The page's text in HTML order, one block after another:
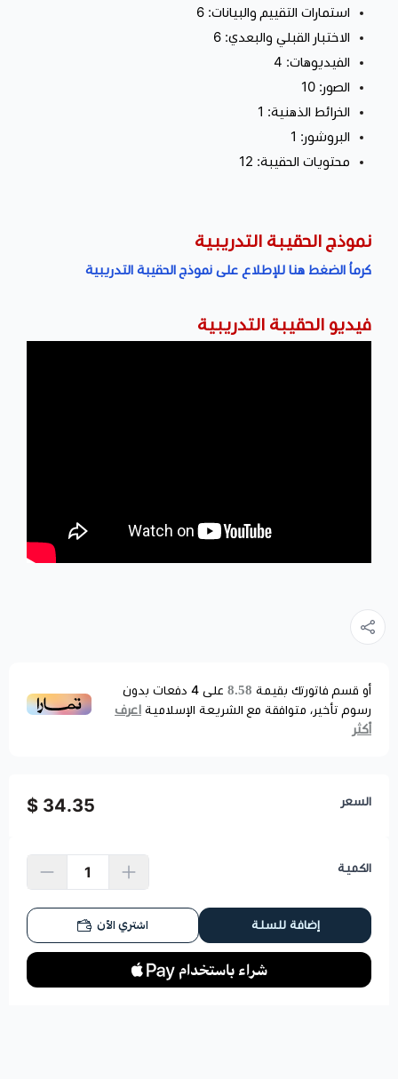
استمارات التقييم والبيانات: 6
الاختبار القبلي والبعدي: 6
الفيديوهات: 4
الصور: 10
الخرائط الذهنية: 1
البروشور: 1
محتويات الحقيبة: 12
نموذج الحقيبة التدريبية
كرماُ الضغط هنا للإطلاع على نموذج الحقيبة التدريبية
فيديو الحقيبة التدريبية
أو قسم فاتورتك بقيمة 8.58 على 4 دفعات بدون
رسوم تأخير، متوافقة مع الشريعة الإسلامية اعرف
أكثر
السعر 34.35 $
الكمية
إضافة للسلة اشتري الآن